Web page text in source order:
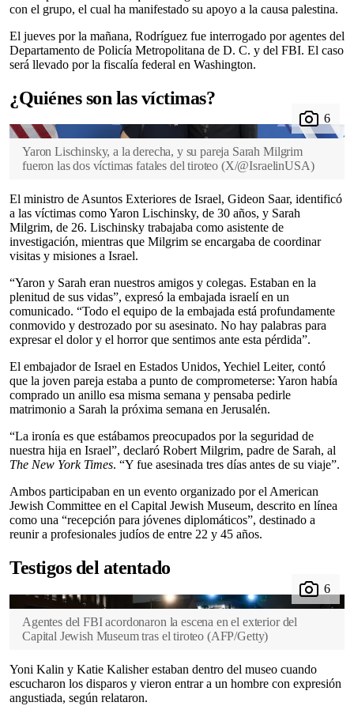
con el grupo, el cual ha manifestado su apoyo a la causa palestina.
El jueves por la mañana, Rodríguez fue interrogado por agentes del
Departamento de Policía Metropolitana de D. C. y del FBI. El caso
será llevado por la fiscalía federal en Washington.
¿Quiénes son las víctimas?
Yaron Lischinsky, a la derecha, y su pareja Sarah Milgrim
fueron las dos víctimas fatales del tiroteo (X/@IsraelinUSA)
El ministro de Asuntos Exteriores de Israel, Gideon Saar, identificó
a las víctimas como Yaron Lischinsky, de 30 años, y Sarah
Milgrim, de 26. Lischinsky trabajaba como asistente de
investigación, mientras que Milgrim se encargaba de coordinar
visitas y misiones a Israel.
“Yaron y Sarah eran nuestros amigos y colegas. Estaban en la
plenitud de sus vidas”, expresó la embajada israelí en un
comunicado. “Todo el equipo de la embajada está profundamente
conmovido y destrozado por su asesinato. No hay palabras para
expresar el dolor y el horror que sentimos ante esta pérdida”.
El embajador de Israel en Estados Unidos, Yechiel Leiter, contó
que la joven pareja estaba a punto de comprometerse: Yaron había
comprado un anillo esa misma semana y pensaba pedirle
matrimonio a Sarah la próxima semana en Jerusalén.
“La ironía es que estábamos preocupados por la seguridad de
nuestra hija en Israel”, declaró Robert Milgrim, padre de Sarah, al
The New York Times. “Y fue asesinada tres días antes de su viaje”.
Ambos participaban en un evento organizado por el American
Jewish Committee en el Capital Jewish Museum, descrito en línea
como una “recepción para jóvenes diplomáticos”, destinado a
reunir a profesionales judíos de entre 22 y 45 años.
Testigos del atentado
Agentes del FBI acordonaron la escena en el exterior del
Capital Jewish Museum tras el tiroteo (AFP/Getty)
Yoni Kalin y Katie Kalisher estaban dentro del museo cuando
escucharon los disparos y vieron entrar a un hombre con expresión
angustiada, según relataron.